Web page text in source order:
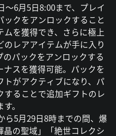
～6月5日8:00まで、プレイ
ックをアンロックすること
ムを獲得でき、さらに極上
のレアアイテムが手に入り
のパックをアンロックする
ナスを獲得可能。パックを
トがアクティブになり、パ
することで追加ギフトのレ
。
ら5月29日8時までの間、爆
晶の聖域」「絶世コレクシ